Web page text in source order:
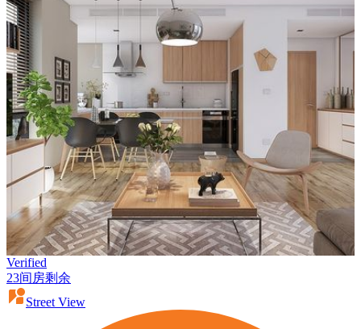
Verified
23间房剩余
Street View